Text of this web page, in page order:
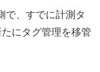
で、すでに計測タ
にタグ管理を移管